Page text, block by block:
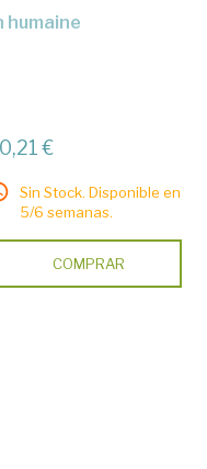
humaine
€
Sin Stock. Disponible en
5/6 semanas.
COMPRAR